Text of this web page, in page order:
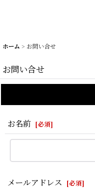
ホーム > お問い合せ
お問い合せ
お名前 [必須]
メールアドレス [必須]